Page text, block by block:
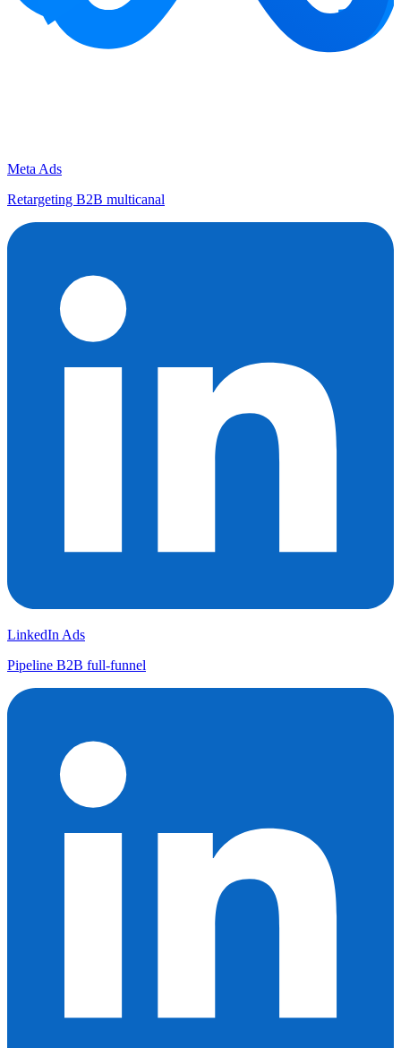
Meta Ads
Retargeting B2B multicanal
LinkedIn Ads
Pipeline B2B full-funnel